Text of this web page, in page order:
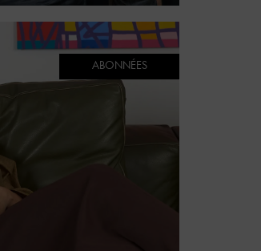
ABONNÉES